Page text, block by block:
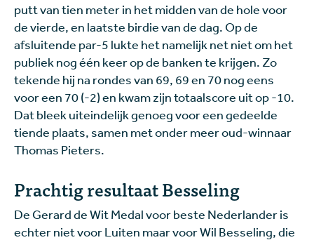
putt van tien meter in het midden van de hole voor
de vierde, en laatste birdie van de dag. Op de
afsluitende par-5 lukte het namelijk net niet om het
publiek nog één keer op de banken te krijgen. Zo
tekende hij na rondes van 69, 69 en 70 nog eens
voor een 70 (-2) en kwam zijn totaalscore uit op -10.
Dat bleek uiteindelijk genoeg voor een gedeelde
tiende plaats, samen met onder meer oud-winnaar
Thomas Pieters.
Prachtig resultaat Besseling
De Gerard de Wit Medal voor beste Nederlander is
echter niet voor Luiten maar voor Wil Besseling, die